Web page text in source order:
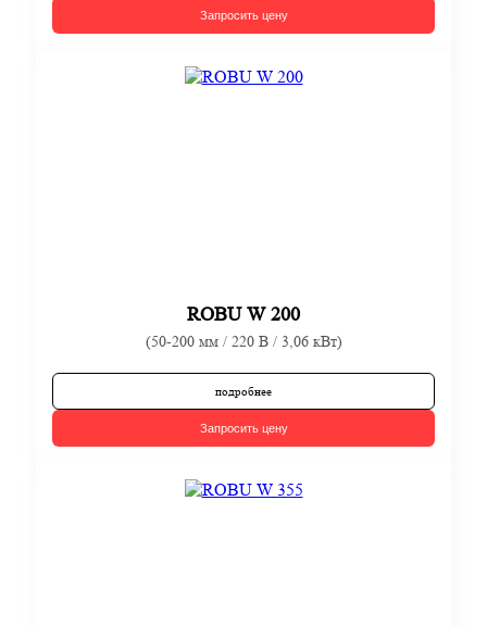
Запросить цену
ROBU W 200
(50-200 мм / 220 В / 3,06 кВт)
подробнее
Запросить цену